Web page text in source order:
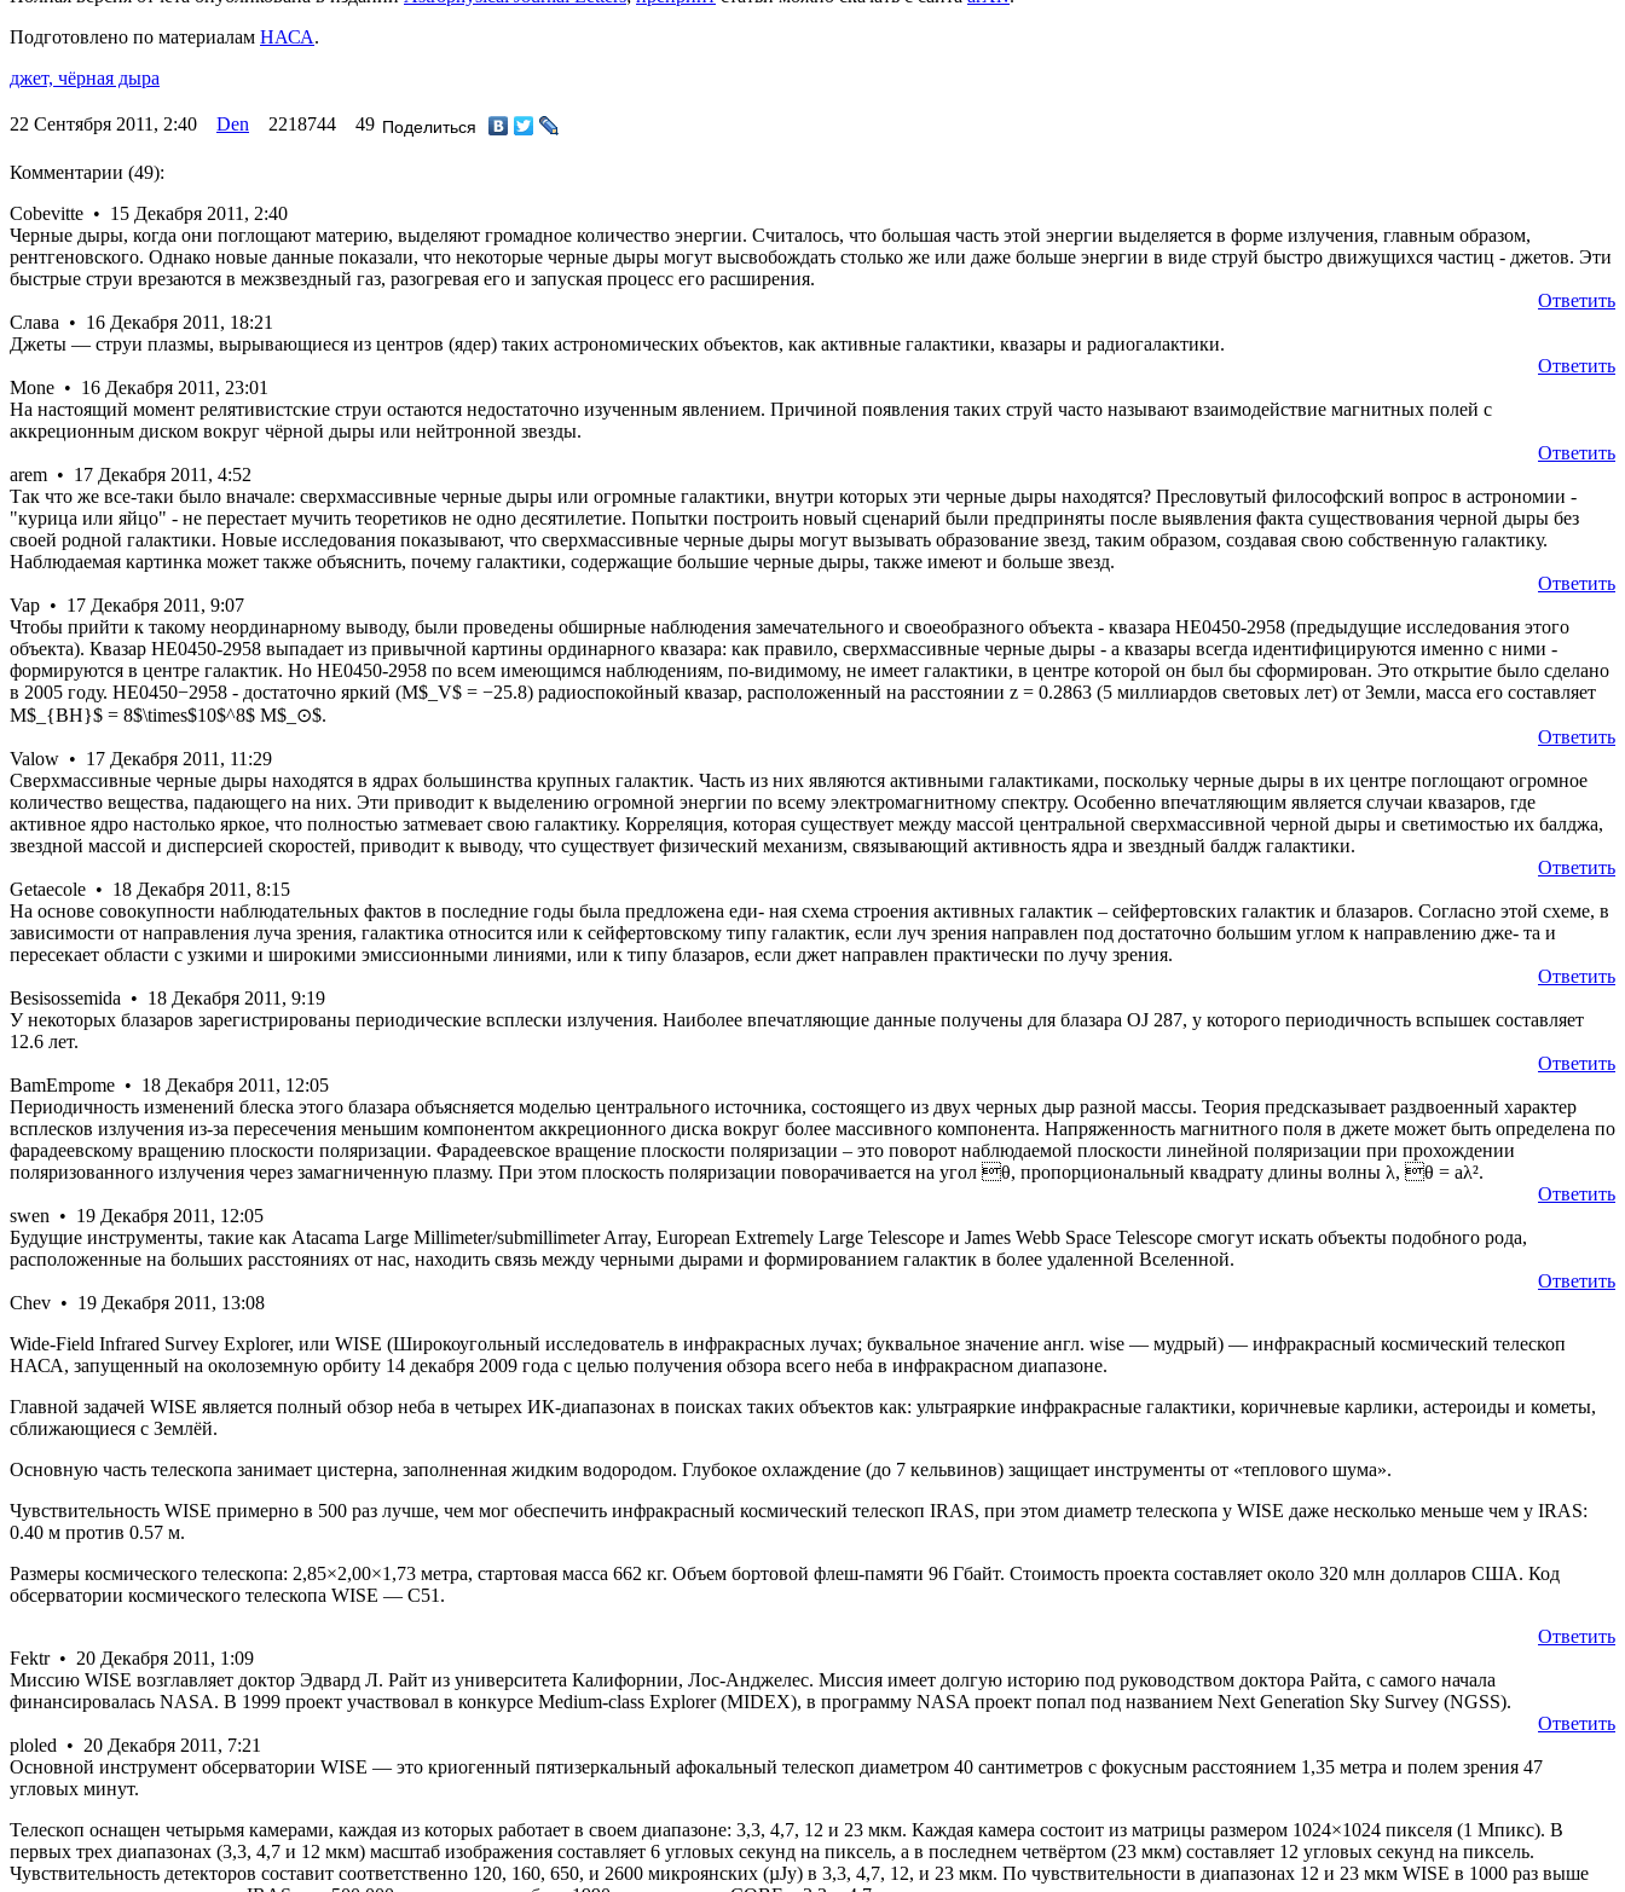
Подготовлено по материалам НАСА.
джет, чёрная дыра
22 Сентября 2011, 2:40 Den 2218744 49 Поделиться
Комментарии (49):
Cobevitte • 15 Декабря 2011, 2:40
Черные дыры, когда они поглощают материю, выделяют громадное количество энергии. Считалось, что большая часть этой энергии выделяется в форме излучения, главным образом,
рентгеновского. Однако новые данные показали, что некоторые черные дыры могут высвобождать столько же или даже больше энергии в виде струй быстро движущихся частиц - джетов. Эти
быстрые струи врезаются в межзвездный газ, разогревая его и запуская процесс его расширения.
Ответить
Слава • 16 Декабря 2011, 18:21
Джеты — струи плазмы, вырывающиеся из центров (ядер) таких астрономических объектов, как активные галактики, квазары и радиогалактики.
Ответить
Mone • 16 Декабря 2011, 23:01
На настоящий момент релятивистские струи остаются недостаточно изученным явлением. Причиной появления таких струй часто называют взаимодействие магнитных полей с
аккреционным диском вокруг чёрной дыры или нейтронной звезды.
Ответить
arem • 17 Декабря 2011, 4:52
Так что же все-таки было вначале: сверхмассивные черные дыры или огромные галактики, внутри которых эти черные дыры находятся? Пресловутый философский вопрос в астрономии -
"курица или яйцо" - не перестает мучить теоретиков не одно десятилетие. Попытки построить новый сценарий были предприняты после выявления факта существования черной дыры без
своей родной галактики. Новые исследования показывают, что сверхмассивные черные дыры могут вызывать образование звезд, таким образом, создавая свою собственную галактику.
Наблюдаемая картинка может также объяснить, почему галактики, содержащие большие черные дыры, также имеют и больше звезд.
Ответить
Vap • 17 Декабря 2011, 9:07
Чтобы прийти к такому неординарному выводу, были проведены обширные наблюдения замечательного и своеобразного объекта - квазара HE0450-2958 (предыдущие исследования этого
объекта). Квазар HE0450-2958 выпадает из привычной картины ординарного квазара: как правило, сверхмассивные черные дыры - а квазары всегда идентифицируются именно с ними -
формируются в центре галактик. Но HE0450-2958 по всем имеющимся наблюдениям, по-видимому, не имеет галактики, в центре которой он был бы сформирован. Это открытие было сделано
в 2005 году. HE0450−2958 - достаточно яркий (M$_V$ = −25.8) радиоспокойный квазар, расположенный на расстоянии z = 0.2863 (5 миллиардов световых лет) от Земли, масса его составляет
M$_{BH}$ = 8$\times$10$^8$ M$_⊙$.
Ответить
Valow • 17 Декабря 2011, 11:29
Сверхмассивные черные дыры находятся в ядрах большинства крупных галактик. Часть из них являются активными галактиками, поскольку черные дыры в их центре поглощают огромное
количество вещества, падающего на них. Эти приводит к выделению огромной энергии по всему электромагнитному спектру. Особенно впечатляющим является случаи квазаров, где
активное ядро настолько яркое, что полностью затмевает свою галактику. Корреляция, которая существует между массой центральной сверхмассивной черной дыры и светимостью их балджа,
звездной массой и дисперсией скоростей, приводит к выводу, что существует физический механизм, связывающий активность ядра и звездный балдж галактики.
Ответить
Getaecole • 18 Декабря 2011, 8:15
На основе совокупности наблюдательных фактов в последние годы была предложена еди- ная схема строения активных галактик – сейфертовских галактик и блазаров. Согласно этой схеме, в
зависимости от направления луча зрения, галактика относится или к сейфертовскому типу галактик, если луч зрения направлен под достаточно большим углом к направлению дже- та и
пересекает области с узкими и широкими эмиссионными линиями, или к типу блазаров, если джет направлен практически по лучу зрения.
Ответить
Besisossemida • 18 Декабря 2011, 9:19
У некоторых блазаров зарегистрированы периодические всплески излучения. Наиболее впечатляющие данные получены для блазара OJ 287, у которого периодичность вспышек составляет
12.6 лет.
Ответить
BamEmpome • 18 Декабря 2011, 12:05
Периодичность изменений блеска этого блазара объясняется моделью центрального источника, состоящего из двух черных дыр разной массы. Теория предсказывает раздвоенный характер
всплесков излучения из-за пересечения меньшим компонентом аккреционного диска вокруг более массивного компонента. Напряженность магнитного поля в джете может быть определена по
фарадеевскому вращению плоскости поляризации. Фарадеевское вращение плоскости поляризации – это поворот наблюдаемой плоскости линейной поляризации при прохождении
поляризованного излучения через замагниченную плазму. При этом плоскость поляризации поворачивается на угол θ, пропорциональный квадрату длины волны λ, θ = aλ².
Ответить
swen • 19 Декабря 2011, 12:05
Будущие инструменты, такие как Atacama Large Millimeter/submillimeter Array, European Extremely Large Telescope и James Webb Space Telescope смогут искать объекты подобного рода,
расположенные на больших расстояниях от нас, находить связь между черными дырами и формированием галактик в более удаленной Вселенной.
Ответить
Chev • 19 Декабря 2011, 13:08
Wide-Field Infrared Survey Explorer, или WISE (Широкоугольный исследователь в инфракрасных лучах; буквальное значение англ. wise — мудрый) — инфракрасный космический телескоп
НАСА, запущенный на околоземную орбиту 14 декабря 2009 года с целью получения обзора всего неба в инфракрасном диапазоне.
Главной задачей WISE является полный обзор неба в четырех ИК-диапазонах в поисках таких объектов как: ультраяркие инфракрасные галактики, коричневые карлики, астероиды и кометы,
сближающиеся с Землёй.
Основную часть телескопа занимает цистерна, заполненная жидким водородом. Глубокое охлаждение (до 7 кельвинов) защищает инструменты от «теплового шума».
Чувствительность WISE примерно в 500 раз лучше, чем мог обеспечить инфракрасный космический телескоп IRAS, при этом диаметр телескопа у WISE даже несколько меньше чем у IRAS:
0.40 м против 0.57 м.
Размеры космического телескопа: 2,85×2,00×1,73 метра, стартовая масса 662 кг. Объем бортовой флеш-памяти 96 Гбайт. Стоимость проекта составляет около 320 млн долларов США. Код
обсерватории космического телескопа WISE — C51.
Ответить
Fektr • 20 Декабря 2011, 1:09
Миссию WISE возглавляет доктор Эдвард Л. Райт из университета Калифорнии, Лос-Анджелес. Миссия имеет долгую историю под руководством доктора Райта, с самого начала
финансировалась NASA. В 1999 проект участвовал в конкурсе Medium-class Explorer (MIDEX), в программу NASA проект попал под названием Next Generation Sky Survey (NGSS).
Ответить
ploled • 20 Декабря 2011, 7:21
Основной инструмент обсерватории WISE — это криогенный пятизеркальный афокальный телескоп диаметром 40 сантиметров с фокусным расстоянием 1,35 метра и полем зрения 47
угловых минут.
Телескоп оснащен четырьмя камерами, каждая из которых работает в своем диапазоне: 3,3, 4,7, 12 и 23 мкм. Каждая камера состоит из матрицы размером 1024×1024 пикселя (1 Мпикс). В
первых трех диапазонах (3,3, 4,7 и 12 мкм) масштаб изображения составляет 6 угловых секунд на пиксель, а в последнем четвёртом (23 мкм) составляет 12 угловых секунд на пиксель.
Чувствительность детекторов составит соответственно 120, 160, 650, и 2600 микроянских (µJy) в 3,3, 4,7, 12, и 23 мкм. По чувствительности в диапазонах 12 и 23 мкм WISE в 1000 раз выше